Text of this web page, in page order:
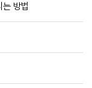
방법